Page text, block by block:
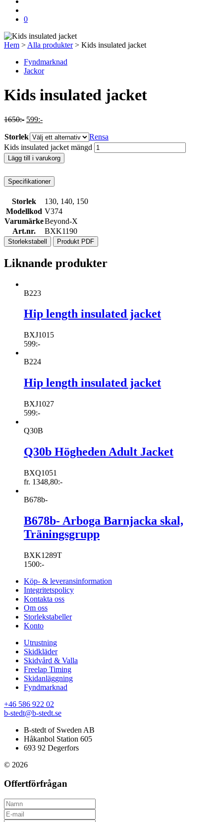
0
Hem > Alla produkter> Kids insulated jacket
Fyndmarknad
Jackor
Kids insulated jacket
1650:- 599:-
Storlek
Rensa
Kids insulated jacket mängd
Lägg till i varukorg
Specifikationer
Storlek
130, 140, 150
Modellkod V374
VarumärkeBeyond-X
Art.nr.
BXK1190
Storlekstabell Produkt PDF
Liknande produkter
B223
Hip length insulated jacket
BXJ1015
599:-
B224
Hip length insulated jacket
BXJ1027
599:-
Q30B
Q30b Högheden Adult Jacket
BXQ1051
fr. 1348,80:-
B678b-
B678b- Arboga Barnjacka skal,
Träningsgrupp
BXK1289T
1500:-
Köp- & leveransinformation
Integritetspolicy
Kontakta oss
Om oss
Storlekstabeller
Konto
Utrustning
Skidkläder
Skidvård & Valla
Freelap Timing
Skidanläggning
Fyndmarknad
+46 586 922 02
b-stedt@b-stedt.se
B-stedt of Sweden AB
Håkanbol Station 605
693 92 Degerfors
© 2026
Offertförfrågan